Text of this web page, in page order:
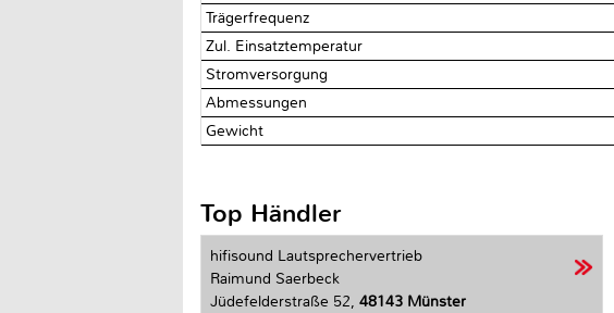
Trägerfrequenz
Zul. Einsatztemperatur
Stromversorgung
Abmessungen
Gewicht
Top Händler
hifisound Lautsprechervertrieb
Raimund Saerbeck
Jüdefelderstraße 52, 48143 Münster